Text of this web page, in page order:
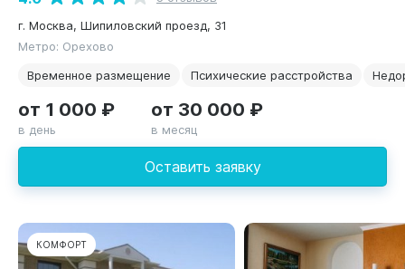
г. Москва, Шипиловский проезд, 31
Метро: Орехово
Временное размещение
Психические расстройства
Оставить заявку
от 1 000 ₽
в день
от 30 000 ₽
в месяц
КОМФОРТ